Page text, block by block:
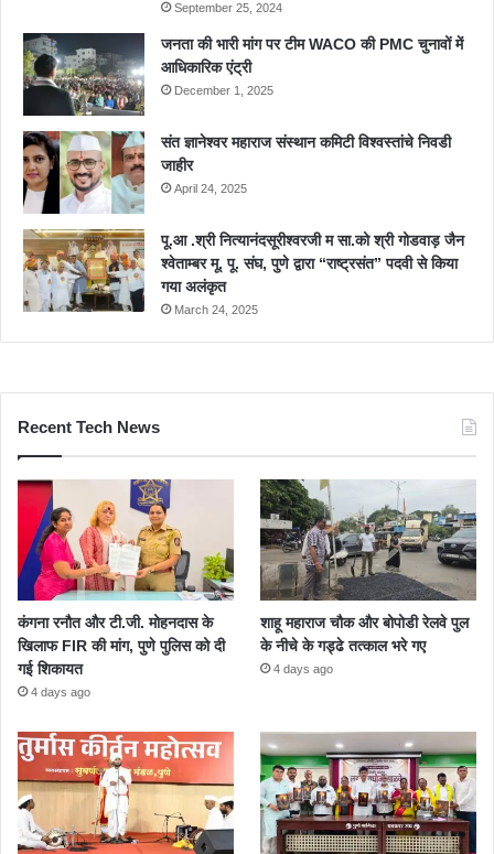
September 25, 2024
जनता की भारी मांग पर टीम WACO की PMC चुनावों में
आधिकारिक एंट्री
December 1, 2025
संत ज्ञानेश्वर महाराज संस्थान कमिटी विश्वस्तांचे निवडी
जाहीर
April 24, 2025
पू.आ .श्री नित्यानंदसूरीश्वरजी म सा.को श्री गोडवाड़ जैन
श्वेताम्बर मू. पू. संघ, पुणे द्वारा “राष्ट्रसंत” पदवी से किया
गया अलंकृत
March 24, 2025
Recent Tech News
कंगना रनौत और टी.जी. मोहनदास के
खिलाफ FIR की मांग, पुणे पुलिस को दी
गई शिकायत
4 days ago
शाहू महाराज चौक और बोपोडी रेलवे पुल
के नीचे के गड्ढे तत्काल भरे गए
4 days ago